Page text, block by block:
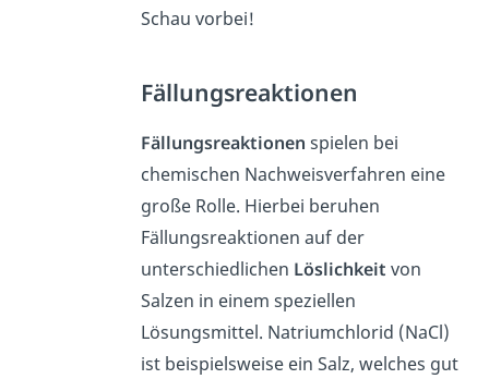
Schau vorbei!
Fällungsreaktionen
Fällungsreaktionen spielen bei
chemischen Nachweisverfahren eine
große Rolle. Hierbei beruhen
Fällungsreaktionen auf der
unterschiedlichen Löslichkeit von
Salzen in einem speziellen
Lösungsmittel. Natriumchlorid (NaCl)
ist beispielsweise ein Salz, welches gut